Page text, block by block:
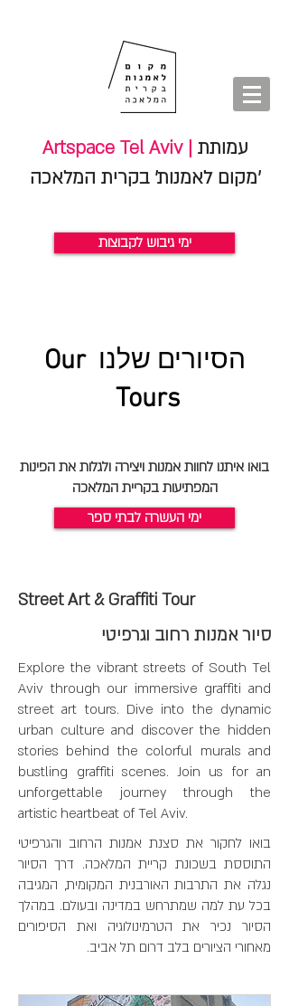
shop
Artspace Tel Aviv |
'מקום לאמנות' בקרית המלאכה
ימי גיבוש לקבוצות
הסיורים שלנו Our
Tours
בואו איתנו לחוות אמנות ויצירה ולגלות את הפינות
המפתיעות בקריית המלאכה
ימי העשרה לבתי ספר
Street Art & Graffiti Tour
סיור אמנות רחוב וגרפיטי
Explore the vibrant streets of South Tel
Aviv through our immersive graffiti and
street art tours. Dive into the dynamic
urban culture and discover the hidden
stories behind the colorful murals and
bustling graffiti scenes. Join us for an
unforgettable journey through the
artistic heartbeat of Tel Aviv.
בואו לחקור את סצנת אמנות הרחוב והגרפיטי
התוססת בשכונת קריית המלאכה. דרך הסיור
נגלה את התרבות האורבנית המקומית, המגיבה
בכל עת למה שמתרחש במדינה ובעולם. במהלך
הסיור נכיר את הטרמינולוגיה ואת הסיפורים
מאחורי הציורים בלב דרום תל אביב.